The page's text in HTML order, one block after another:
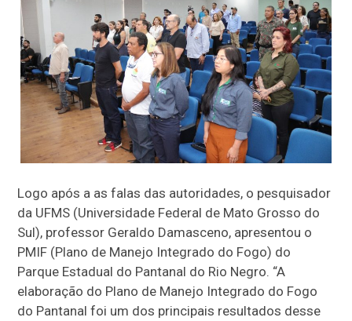
Logo após a as falas das autoridades, o pesquisador
da UFMS (Universidade Federal de Mato Grosso do
Sul), professor Geraldo Damasceno, apresentou o
PMIF (Plano de Manejo Integrado do Fogo) do
Parque Estadual do Pantanal do Rio Negro. “A
elaboração do Plano de Manejo Integrado do Fogo
do Pantanal foi um dos principais resultados desse